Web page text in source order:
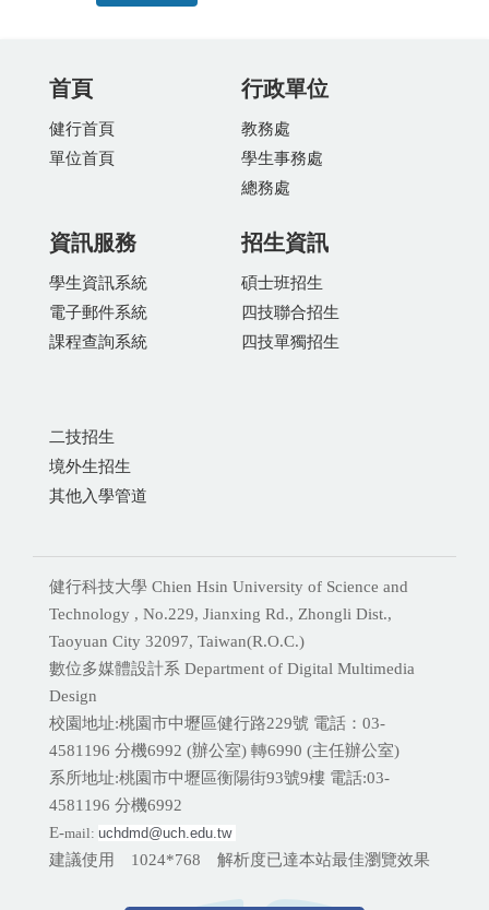
首頁
健行首頁
單位首頁
行政單位
教務處
學生事務處
總務處
資訊服務
學生資訊系統
電子郵件系統
課程查詢系統
招生資訊
碩士班招生
四技聯合招生
四技單獨招生
二技招生
境外生招生
其他入學管道
健行科技大學 Chien Hsin University of Science and
Technology , No.229, Jianxing Rd., Zhongli Dist.,
Taoyuan City 32097, Taiwan(R.O.C.)
數位多媒體設計系 Department of Digital Multimedia
Design
校園地址:桃園市中壢區健行路229號 電話：03-
4581196 分機6992 (辦公室) 轉6990 (主任辦公室)
系所地址:桃園市中壢區衡陽街93號9樓 電話:03-
4581196 分機6992
E-mail: uchdmd@uch.edu.tw
建議使用 1024*768 解析度已達本站最佳瀏覽效果